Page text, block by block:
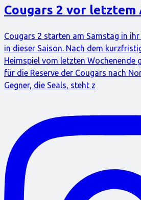
Cougars 2 vor
Cougars 2 starten am Samstag in
in dieser Saison. Nach dem
Heimspiel vom letzten Wochenende
für die Reserve der Cougars nach
Gegner, die Seals, steht z